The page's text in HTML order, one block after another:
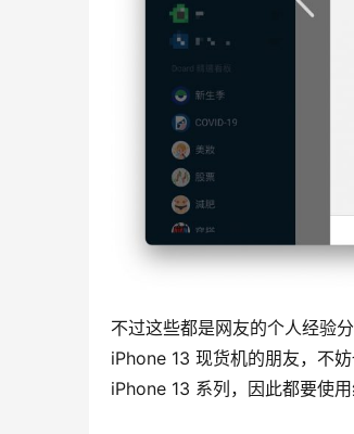
不过这些都是网友的个人经验
iPhone 13 现货机的朋友，不
iPhone 13 系列，因此都要使用